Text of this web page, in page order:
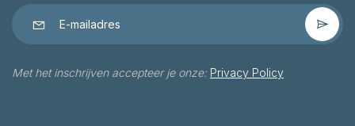
Met het inschrijven accepteer je onze: Privacy Policy